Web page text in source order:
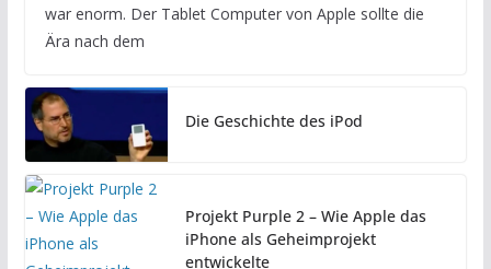
war enorm. Der Tablet Computer von Apple sollte die
Ära nach dem
Die Geschichte des iPod
Projekt Purple 2 – Wie Apple das
iPhone als Geheimprojekt
entwickelte